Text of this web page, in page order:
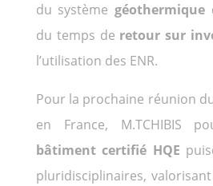
du système géothermique
du temps de retour sur
l’utilisation des ENR.
Pour la prochaine réunion
en France, M.TCHIBIS
bâtiment certifié HQE
pluridisciplinaires,